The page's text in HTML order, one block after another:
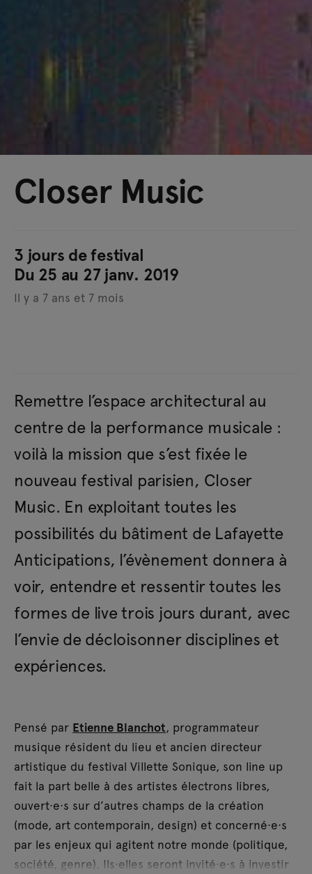
Closer Music
3 jours de festival
Du 25 au 27 janv. 2019
Il y a 7 ans et 7 mois
Remettre l’espace architectural au
centre de la performance musicale :
voilà la mission que s’est fixée le
nouveau festival parisien, Closer
Music. En exploitant toutes les
possibilités du bâtiment de Lafayette
Anticipations, l’évènement donnera à
voir, entendre et ressentir toutes les
formes de live trois jours durant, avec
l’envie de décloisonner disciplines et
expériences.
Pensé par Etienne Blanchot, programmateur
musique résident du lieu et ancien directeur
artistique du festival Villette Sonique, son line up
fait la part belle à des artistes électrons libres,
ouvert·e·s sur d’autres champs de la création
(mode, art contemporain, design) et concerné·e·s
par les enjeux qui agitent notre monde (politique,
société, genre). Ils·elles seront invité·e·s à investir